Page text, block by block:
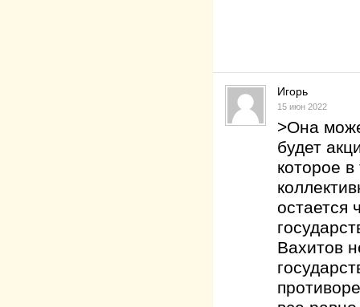
Игорь
15 июн 2022
>Она
будет
которое
остается
Вахитов